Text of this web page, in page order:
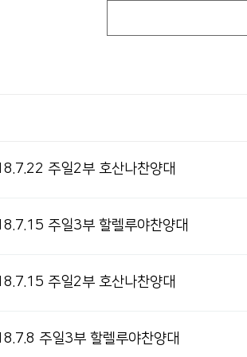
주일2부 호산나찬양대
주일3부 할렐루야찬양대
주일2부 호산나찬양대
주일3부 할렐루야찬양대